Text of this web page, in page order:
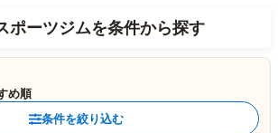
ポーツジムを条件から探す
め順
条件を絞り込む